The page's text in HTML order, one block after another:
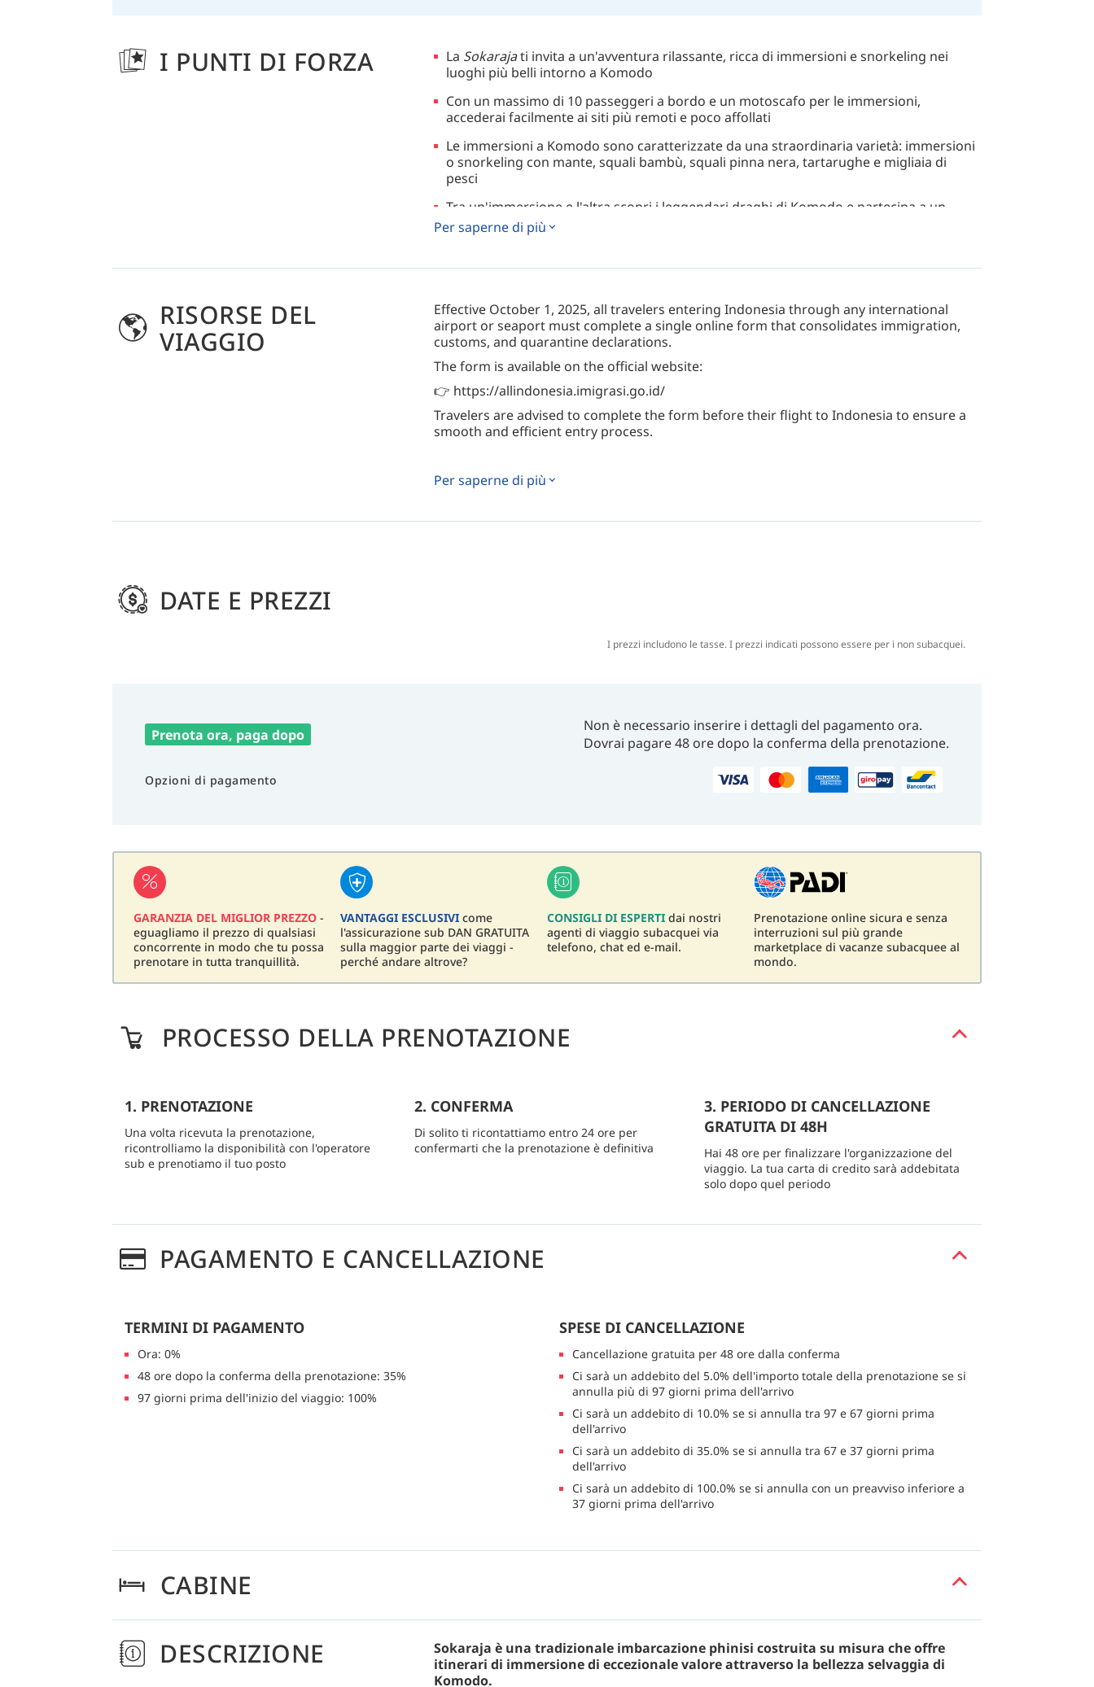
I PUNTI DI FORZA La Sokarajati invita a un'avventura rilassante, ricca di immersioni e snorkeling nei
luoghi più belli intorno a Komodo
Con un massimo di 10 passeggeri a bordo e un motoscafo per le immersioni,
accederai facilmente ai siti più remoti e poco affollati
Le immersioni a Komodo sono caratterizzate da una straordinaria varietà: immersioni
o snorkeling con mante, squali bambù, squali pinna nera, tartarughe e migliaia di
pesci
Tra un'immersione e l'altra scopri i leggendari draghi di Komodo e partecipa a un
trekking al tramonto su Gili Lawa Darat
nuovi compagni d'immersione
Per saperne di più
RISORSE DEL
VIAGGIO
Effective October 1, 2025, all travelers entering Indonesia through any international
airport or seaport must complete a single online form that consolidates immigration,
customs, and quarantine declarations.
The form is available on the official website:
👉 https://allindonesia.imigrasi.go.id/
Travelers are advised to complete the form before their flight to Indonesia to ensure a
smooth and efficient entry process.
Per saperne di più
DATE E PREZZI
I prezzi includono le tasse. I prezzi indicati possono essere per i non subacquei.
Prenota ora, paga dopo
Non è necessario inserire i dettagli del pagamento ora.
Dovrai pagare 48 ore dopo la conferma della prenotazione.
Opzioni di pagamento
GARANZIA DEL MIGLIOR PREZZO -
eguagliamo il prezzo di qualsiasi
concorrente in modo che tu possa
prenotare in tutta tranquillità.
VANTAGGI ESCLUSIVI come
l'assicurazione sub DAN GRATUITA
sulla maggior parte dei viaggi -
perché andare altrove?
CONSIGLI DI ESPERTI dai nostri
agenti di viaggio subacquei via
telefono, chat ed e-mail.
Prenotazione online sicura e senza
interruzioni sul più grande
marketplace di vacanze subacquee al
mondo.
PROCESSO DELLA PRENOTAZIONE
1. PRENOTAZIONE
Una volta ricevuta la prenotazione,
ricontrolliamo la disponibilità con l'operatore
sub e prenotiamo il tuo posto
2. CONFERMA
Di solito ti ricontattiamo entro 24 ore per
confermarti che la prenotazione è definitiva
3. PERIODO DI CANCELLAZIONE
GRATUITA DI 48H
Hai 48 ore per finalizzare l'organizzazione del
viaggio. La tua carta di credito sarà addebitata
solo dopo quel periodo
PAGAMENTO E CANCELLAZIONE
TERMINI DI PAGAMENTO
Ora: 0%
48 ore dopo la conferma della prenotazione: 35%
97 giorni prima dell'inizio del viaggio: 100%
SPESE DI CANCELLAZIONE
Cancellazione gratuita per 48 ore dalla conferma
Ci sarà un addebito del 5.0% dell'importo totale della prenotazione se si
annulla più di 97 giorni prima dell'arrivo
Ci sarà un addebito di 10.0% se si annulla tra 97 e 67 giorni prima
dell'arrivo
Ci sarà un addebito di 35.0% se si annulla tra 67 e 37 giorni prima
dell'arrivo
Ci sarà un addebito di 100.0% se si annulla con un preavviso inferiore a
37 giorni prima dell'arrivo
CABINE
DESCRIZIONE
Sokaraja è una tradizionale imbarcazione phinisi costruita su misura che offre
itinerari di immersione di eccezionale valore attraverso la bellezza selvaggia di
Komodo.